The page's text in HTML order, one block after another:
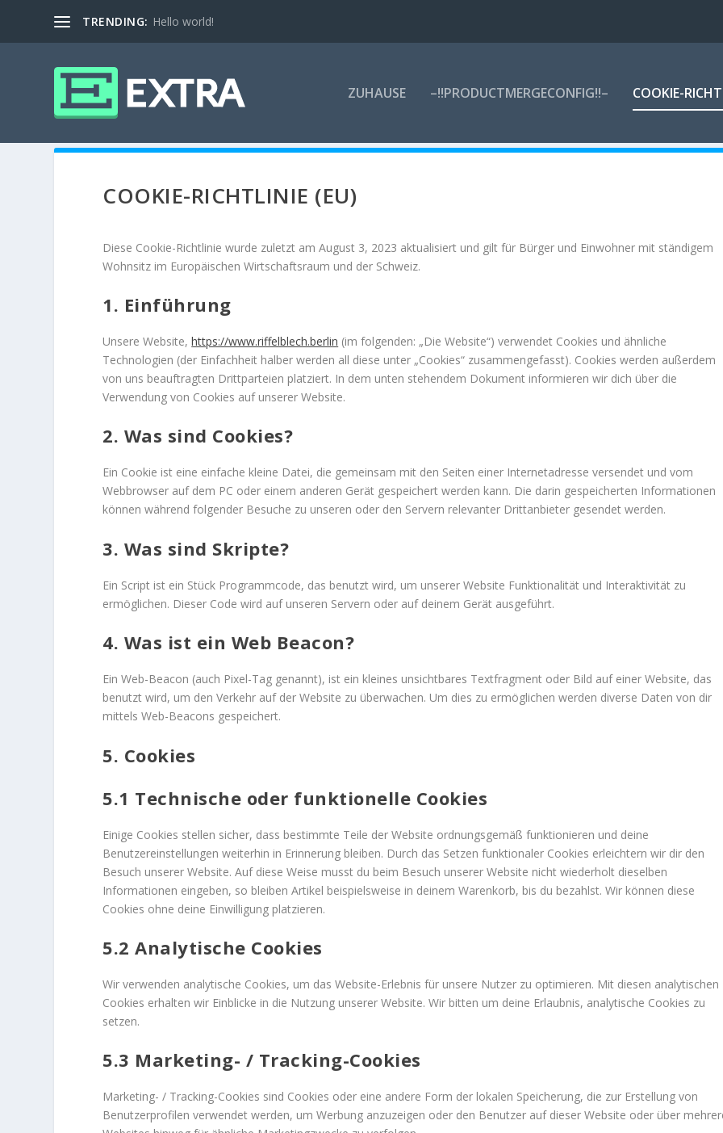
TRENDING: Hello world!
ZUHAUSE –!!PRODUCTMERGECONFIG!!– COOKIE-
COOKIE-RICHTLINIE (EU)
Diese Cookie-Richtlinie wurde zuletzt am August 3, 2023 aktualisiert und gilt für Bürger und Einwohner mit ständigem
Wohnsitz im Europäischen Wirtschaftsraum und der Schweiz.
1. Einführung
Unsere Website,https://www.riffelblech.berlin (im folgenden: „Die Website“) verwendet Cookies und ähnliche
Technologien (der Einfachheit halber werden all diese unter „Cookies“ zusammengefasst). Cookies werden außerdem
von uns beauftragten Drittparteien platziert. In dem unten stehendem Dokument informieren wir dich über die
Verwendung von Cookies auf unserer Website.
2. Was sind Cookies?
Ein Cookie ist eine einfache kleine Datei, die gemeinsam mit den Seiten einer Internetadresse versendet und vom
Webbrowser auf dem PC oder einem anderen Gerät gespeichert werden kann. Die darin gespeicherten Informationen
können während folgender Besuche zu unseren oder den Servern relevanter Drittanbieter gesendet werden.
3. Was sind Skripte?
Ein Script ist ein Stück Programmcode, das benutzt wird, um unserer Website Funktionalität und Interaktivität zu
ermöglichen. Dieser Code wird auf unseren Servern oder auf deinem Gerät ausgeführt.
4. Was ist ein Web Beacon?
Ein Web-Beacon (auch Pixel-Tag genannt), ist ein kleines unsichtbares Textfragment oder Bild auf einer Website, das
benutzt wird, um den Verkehr auf der Website zu überwachen. Um dies zu ermöglichen werden diverse Daten von dir
mittels Web-Beacons gespeichert.
5. Cookies
5.1 Technische oder funktionelle Cookies
Einige Cookies stellen sicher, dass bestimmte Teile der Website ordnungsgemäß funktionieren und deine
Benutzereinstellungen weiterhin in Erinnerung bleiben. Durch das Setzen funktionaler Cookies erleichtern wir dir den
Besuch unserer Website. Auf diese Weise musst du beim Besuch unserer Website nicht wiederholt dieselben
Informationen eingeben, so bleiben Artikel beispielsweise in deinem Warenkorb, bis du bezahlst. Wir können diese
Cookies ohne deine Einwilligung platzieren.
5.2 Analytische Cookies
Wir verwenden analytische Cookies, um das Website-Erlebnis für unsere Nutzer zu optimieren. Mit diesen analytischen
Cookies erhalten wir Einblicke in die Nutzung unserer Website. Wir bitten um deine Erlaubnis, analytische Cookies zu
setzen.
5.3 Marketing- / Tracking-Cookies
Marketing- / Tracking-Cookies sind Cookies oder eine andere Form der lokalen Speicherung, die zur Erstellung von
Benutzerprofilen verwendet werden, um Werbung anzuzeigen oder den Benutzer auf dieser Website oder über